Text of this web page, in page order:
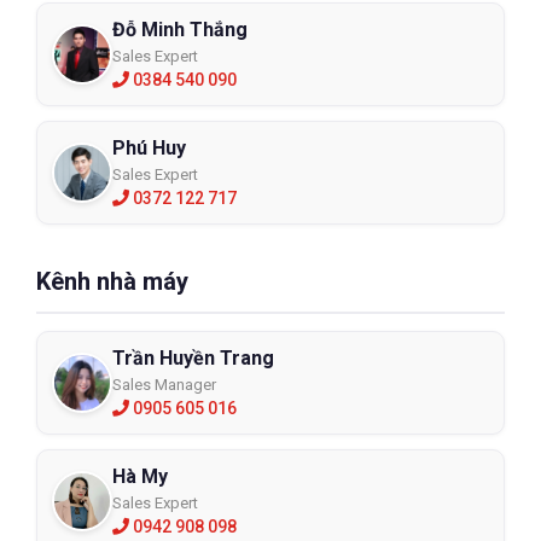
Đỗ Minh Thắng
Sales Expert
0384 540 090
Phú Huy
Sales Expert
0372 122 717
Kênh nhà máy
Trần Huyền Trang
Sales Manager
0905 605 016
Hà My
Sales Expert
0942 908 098